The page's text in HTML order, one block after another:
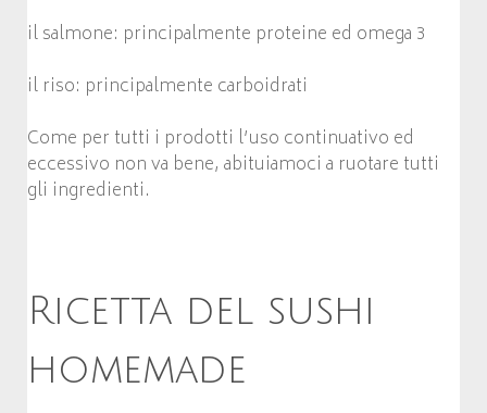
il salmone: principalmente proteine ed omega 3
il riso: principalmente carboidrati
Come per tutti i prodotti l’uso continuativo ed
eccessivo non va bene, abituiamoci a ruotare tutti
gli ingredienti.
Ricetta del sushi
homemade